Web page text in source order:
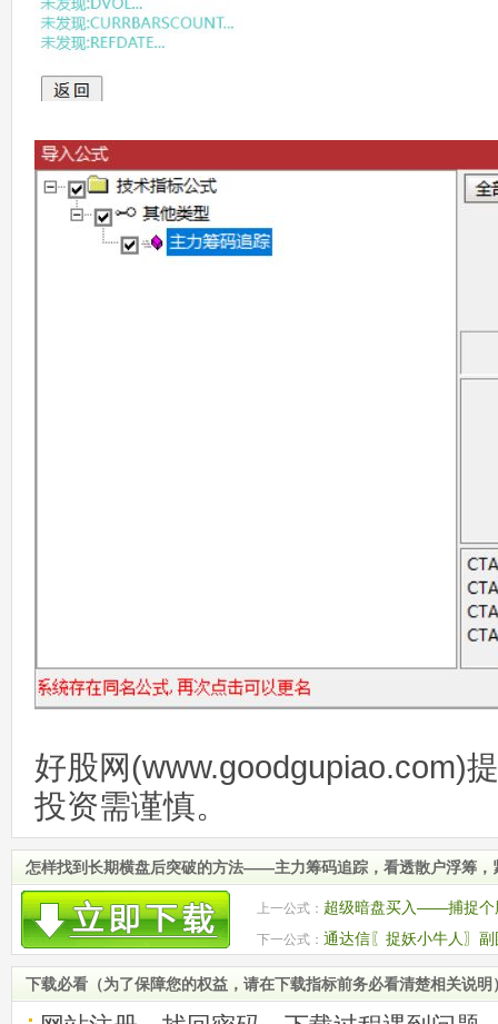
好股网(www.goodgupiao.com)
投资需谨慎。
怎样找到长期横盘后突破的方法——主力筹码追踪，看透散户浮筹，
上一公式： 超级暗盘买入——捕捉个
下一公式： 通达信〖捉妖小牛人〗
工具 源码
下载必看（为了保障您的权益，请在下载指标前务必看清楚相关说明